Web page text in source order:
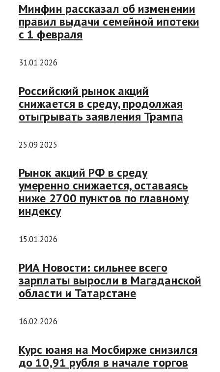
Минфин рассказал об изменении
правил выдачи семейной ипотеки
с 1 февраля
31.01.2026
Российский рынок акций
снижается в среду, продолжая
отыгрывать заявления Трампа
25.09.2025
Рынок акций РФ в среду
умеренно снижается, оставаясь
ниже 2700 пунктов по главному
индексу
15.01.2026
РИА Новости: сильнее всего
зарплаты выросли в Магаданской
области и Татарстане
16.02.2026
Курс юаня на Мосбирже снизился
до 10,91 рубля в начале торгов